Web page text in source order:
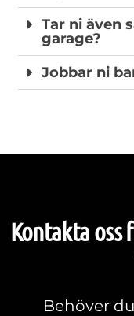
Tar ni även
garage?
Jobbar ni
Kontakta oss
Behöver